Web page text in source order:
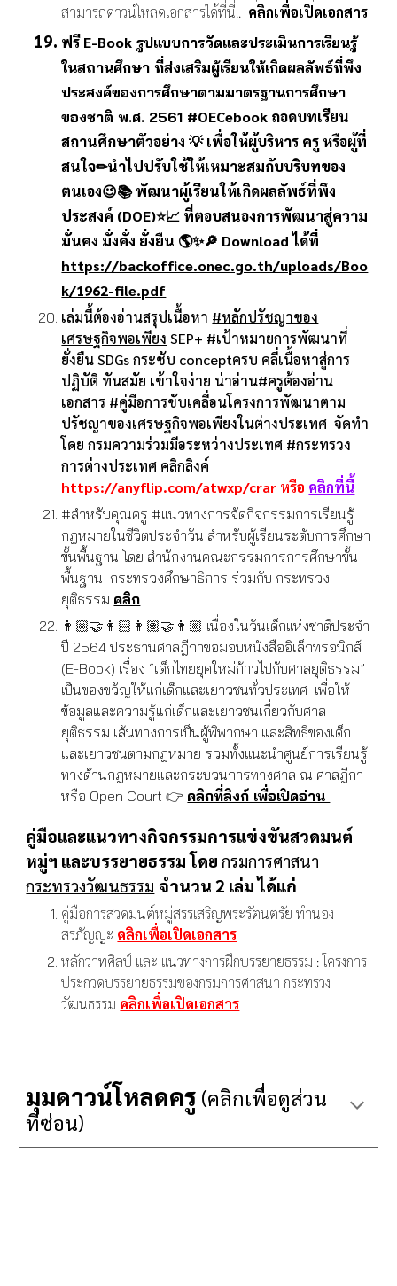
สามารถดาวน์โหลดเอกสารได้ที่นี่.. คลิกเพื่อเปิดเอกสาร
ฟรี E-Book รูปแบบการวัดและประเมินการเรียนรู้
ในสถานศึกษา ที่ส่งเสริมผู้เรียนให้เกิดผลลัพธ์ที่พึง
ประสงค์ของการศึกษาตามมาตรฐานการศึกษา
ของชาติ พ.ศ. 2561 #OECebook ถอดบทเรียน
สถานศึกษาตัวอย่าง 💡 เพื่อให้ผู้บริหาร ครู หรือผู้ที่
สนใจ✏นำไปปรับใช้ให้เหมาะสมกับบริบทของ
ตนเอง😉📚 พัฒนาผู้เรียนให้เกิดผลลัพธ์ที่พึง
ประสงค์ (DOE)⭐📈 ที่ตอบสนองการพัฒนาสู่ความ
มั่นคง มั่งคั่ง ยั่งยืน 🌎✨🔎 Download ได้ที่
https://backoffice.onec.go.th/uploads/Boo
k/1962-file.pdf
เล่มนี้ต้องอ่านสรุปเนื้อหา #หลักปรัชญาของ
เศรษฐกิจพอเพียง SEP+ #เป้าหมายการพัฒนาที่
ยั่งยืนSDGs กระชับ conceptครบ คลี่เนื้อหาสู่การ
ปฏิบัติ ทันสมัย เข้าใจง่าย น่าอ่าน#ครูต้องอ่าน
เอกสาร #คู่มือการขับเคลื่อนโครงการพัฒนาตาม
ปรัชญาของเศรษฐกิจพอเพียงในต่างประเทศ จัดทำ
โดย กรมความร่วมมือระหว่างประเทศ #กระทรวง
การต่างประเทศ คลิกลิงค์
https://anyflip.com/atwxp/crar หรือ คลิกที่นี้
#สำหรับคุณครู #แนวทางการจัดกิจกรรมการเรียนรู้
กฎหมายในชีวิตประจำวัน สำหรับผู้เรียนระดับการศึกษา
ขั้นพื้นฐาน โดย สำนักงานคณะกรรมการการศึกษาขั้น
พื้นฐาน กระทรวงศึกษาธิการ ร่วมกับ กระทรวง
ยุติธรรม คลิก
👩🏼‍🤝‍👩🏻👩🏽‍🤝‍👩🏼 เนื่องในวันเด็กแห่งชาติประจำ
ปี 2564 ประธานศาลฎีกาขอมอบหนังสืออิเล็กทรอนิกส์
(E-Book) เรื่อง “เด็กไทยยุคใหม่ก้าวไปกับศาลยุติธรรม”
เป็นของขวัญให้แก่เด็กและเยาวชนทั่วประเทศ เพื่อให้
ข้อมูลและความรู้แก่เด็กและเยาวชนเกี่ยวกับศาล
ยุติธรรม เส้นทางการเป็นผู้พิพากษา และสิทธิของเด็ก
และเยาวชนตามกฎหมาย รวมทั้งแนะนำศูนย์การเรียนรู้
ทางด้านกฎหมายและกระบวนการทางศาล ณ ศาลฎีกา
หรือ Open Court 👉 คลิกที่ลิงก์ เพื่อเปิดอ่าน
คู่มือและแนวทางกิจกรรมการแข่งขันสวดมนต์
หมู่ฯ และบรรยายธรรม โดยกรมการศาสนา
กระทรวงวัฒนธรรม จำนวน 2 เล่ม ได้แก่
คู่มือการสวดมนต์หมู่สรรเสริญพระรัตนตรัย ทำนอง
สรภัญญะ คลิกเพื่อเปิดเอกสาร
หลักวาทศิลป์ และ แนวทางการฝึกบรรยายธรรม : โครงการ
ประกวดบรรยายธรรมของกรมการศาสนา กระทรวง
วัฒนธรรม คลิกเพื่อเปิดเอกสาร
มุมดาวน์โหลดครู (คลิกเพื่อดูส่วน
ที่ซ่อน)